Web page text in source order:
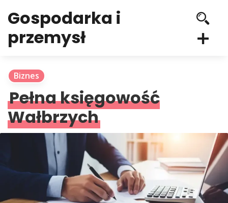
Gospodarka i
przemysł
Biznes
Pełna księgowość
Wałbrzych